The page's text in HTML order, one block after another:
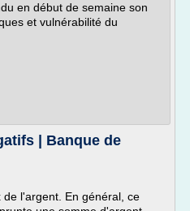
en début de semaine son
et vulnérabilité du
| Banque de
l'argent. En général, ce